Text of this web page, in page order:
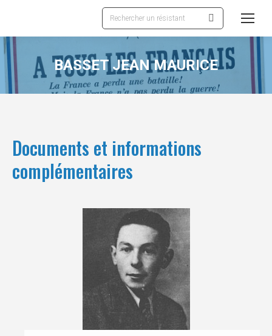
Recherche
:
BASSET JEAN MAURICE
Documents et informations
complémentaires